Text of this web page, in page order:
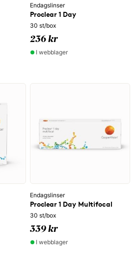
Endagslinser
Proclear 1 Day
30 st/box
236 kr
I webblager
Endagslinser
Proclear 1 Day Multifocal
30 st/box
339 kr
I webblager